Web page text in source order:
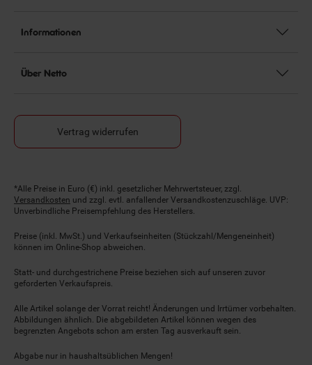
Informationen
Über Netto
Vertrag widerrufen
Fußnoten
*Alle Preise in Euro (€) inkl. gesetzlicher Mehrwertsteuer, zzgl.
Versandkosten und zzgl. evtl. anfallender Versandkostenzuschläge. UVP:
Unverbindliche Preisempfehlung des Herstellers.
Preise (inkl. MwSt.) und Verkaufseinheiten (Stückzahl/Mengeneinheit)
können im Online-Shop abweichen.
Statt- und durchgestrichene Preise beziehen sich auf unseren zuvor
geforderten Verkaufspreis.
Alle Artikel solange der Vorrat reicht! Änderungen und Irrtümer vorbehalten.
Abbildungen ähnlich. Die abgebildeten Artikel können wegen des
begrenzten Angebots schon am ersten Tag ausverkauft sein.
Abgabe nur in haushaltsüblichen Mengen!